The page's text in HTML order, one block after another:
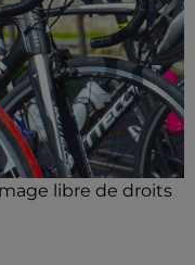
libre de droits